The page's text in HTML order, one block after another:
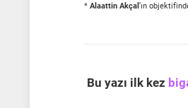
* Alaattin Akçal ’ın
Bu yazı ilk kez